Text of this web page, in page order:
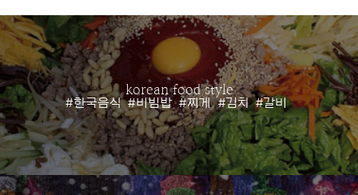
korean food style
#한국음식 #비빔밥 #찌게 #김치 #갈비